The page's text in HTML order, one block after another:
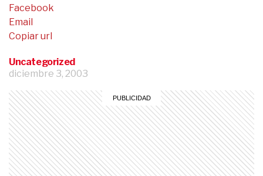
Uncategorized
diciembre 3, 2003
Facebook
Email
Copiar url